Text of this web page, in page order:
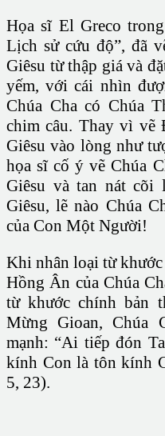
Họa sĩ El Greco
Lịch sử cứu độ”, đã
Giêsu từ thập giá và
yếm, với cái nhìn
Chúa Cha có Chúa
chim câu. Thay vì vẽ
Giêsu vào lòng như
họa sĩ cố ý vẽ Chúa
Giêsu và tan nát cõi
Giêsu, lẽ nào Chúa
của Con Một Người!
Khi nhân loại từ
Hồng Ân của Chúa
từ khước chính bản
Mừng Gioan, Chúa
mạnh: “Ai tiếp đón
kính Con là tôn kính
5, 23).